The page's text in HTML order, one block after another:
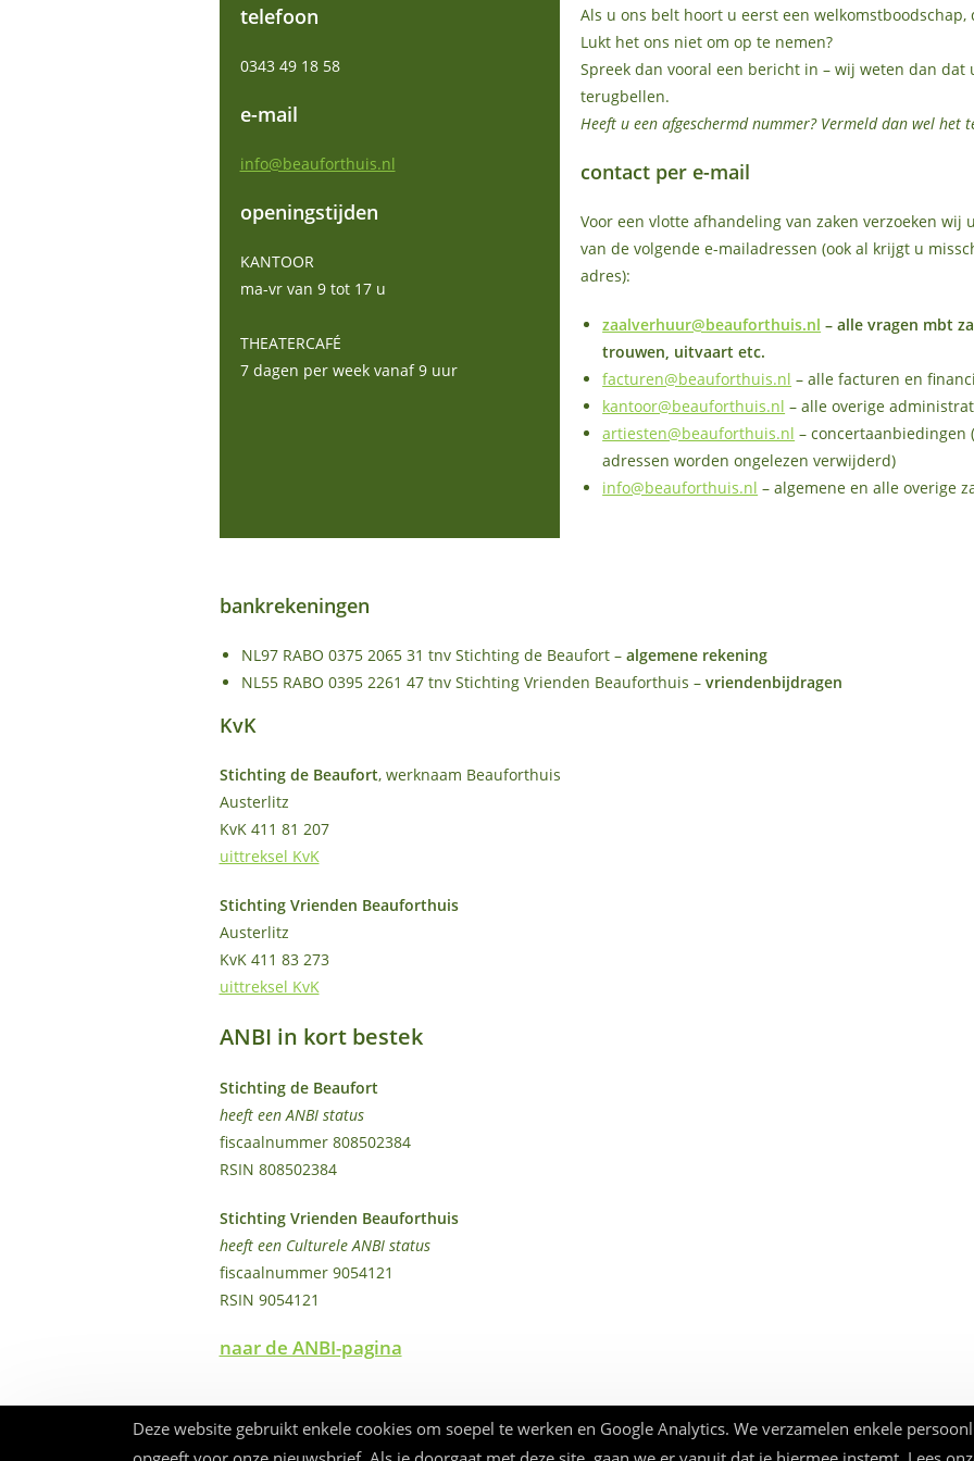
telefoon
0343 49 18 58
e-mail
info@beauforthuis.nl
openingstijden
KANTOOR
ma-vr van 9 tot 17 u
THEATERCAFÉ
7 dagen per week vanaf 9 uur
Als u ons belt hoort u eerst een
Lukt het ons niet om op te nemen?
Spreek dan vooral een bericht in – wij weten dan
terugbellen.
Heeft u een afgeschermd nummer? Vermeld dan wel
contact per e-mail
Voor een vlotte afhandeling van zaken verzoeken wij
van de volgende e-mailadressen (ook al krijgt u
adres):
zaalverhuur@beauforthuis.nl – alle vragen mbt
trouwen, uitvaart etc.
facturen@beauforthuis.nl – alle facturen en
kantoor@beauforthuis.nl – alle overige
artiesten@beauforthuis.nl – concertaanbiedingen
adressen worden ongelezen verwijderd)
info@beauforthuis.nl – algemene en alle overige
bankrekeningen
NL97 RABO 0375 2065 31 tnv Stichting de Beaufort – algemene rekening
NL55 RABO 0395 2261 47 tnv Stichting Vrienden Beauforthuis – vriendenbijdragen
KvK
Stichting de Beaufort, werknaam Beauforthuis
Austerlitz
KvK 411 81 207
uittreksel KvK
Stichting Vrienden Beauforthuis
Austerlitz
KvK 411 83 273
uittreksel KvK
ANBI in kort bestek
Stichting de Beaufort
heeft een ANBI status
fiscaalnummer 808502384
RSIN 808502384
Stichting Vrienden Beauforthuis
heeft een Culturele ANBI status
fiscaalnummer 9054121
RSIN 9054121
naar de ANBI-pagina
Deze website gebruikt enkele cookies om soepel te werken en Google Analytics. We verzamelen enkele